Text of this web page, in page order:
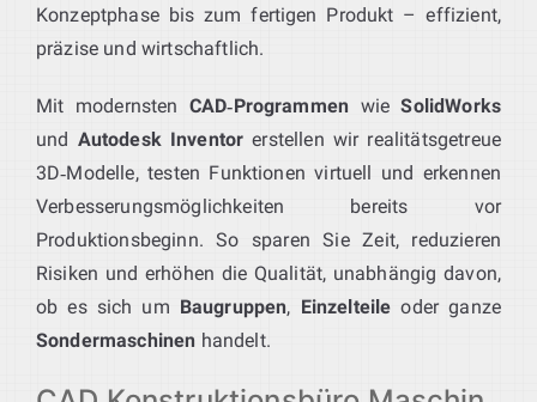
Konzeptphase bis zum fertigen Produkt – effizient,
präzise und wirtschaftlich.
Mit modernsten CAD‑Programmen wieSolidWorks
und Autodesk Inventor erstellen wir realitätsgetreue
3D‑Modelle, testen Funktionen virtuell und erkennen
Verbesserungsmöglichkeiten bereits vor
Produktionsbeginn. So sparen Sie Zeit, reduzieren
Risiken und erhöhen die Qualität, unabhängig davon,
ob es sich um Baugruppen, Einzelteile oder ganze
Sondermaschinen handelt.